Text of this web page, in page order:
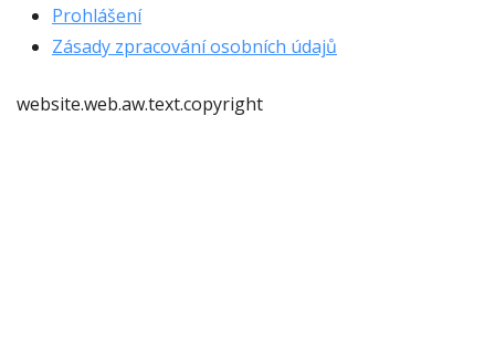
website.web.aw.text.copyright
Prohlášení
Zásady zpracování osobních údajů